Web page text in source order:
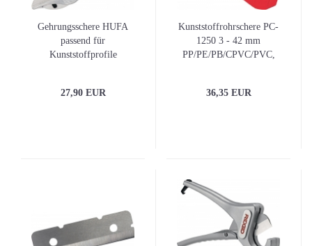
Gehrungsschere HUFA
passend für
Kunststoffprofile
27,90 EUR
Kunststoffrohrschere PC-
1250 3 - 42 mm
PP/PE/PB/CPVC/PVC,
36,35 EUR